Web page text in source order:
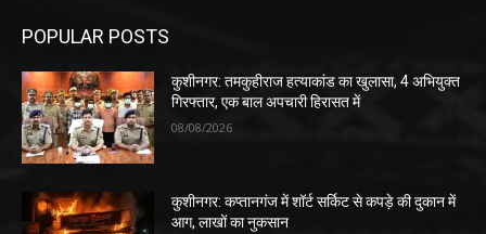
POPULAR POSTS
कुशीनगर: तमकुहीराज हत्याकांड का खुलासा, 4 अभियुक्त
गिरफ्तार, एक बाल अपचारी हिरासत में
08/08/2026
कुशीनगर: कप्तानगंज में शॉर्ट सर्किट से कपड़े की दुकान में
आग, लाखों का नुकसान